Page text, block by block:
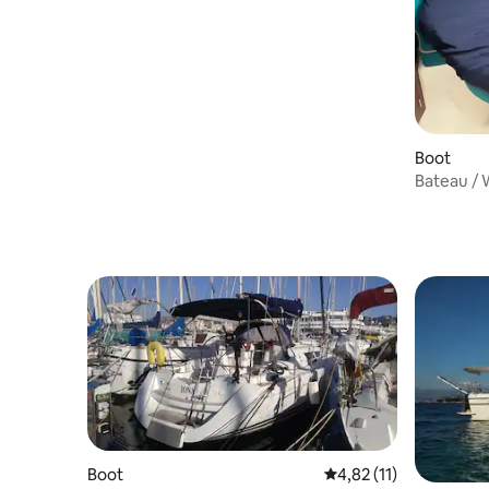
Boot
Bateau /
Boot Durchschnittliche
4,82 (11)